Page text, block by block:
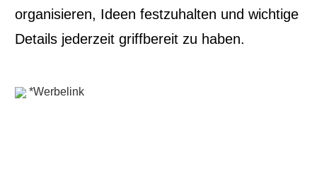
organisieren, Ideen festzuhalten und wichtige
Details jederzeit griffbereit zu haben.
*Werbelink